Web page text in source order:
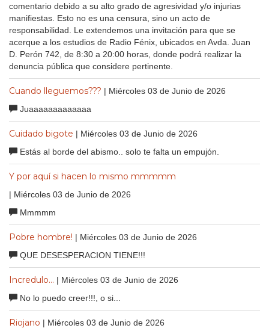
comentario debido a su alto grado de agresividad y/o injurias
manifiestas. Esto no es una censura, sino un acto de
responsabilidad. Le extendemos una invitación para que se
acerque a los estudios de Radio Fénix, ubicados en Avda. Juan
D. Perón 742, de 8:30 a 20:00 horas, donde podrá realizar la
denuncia pública que considere pertinente.
Cuando lleguemos??? | Miércoles 03 de Junio de 2026
Juaaaaaaaaaaaaa
Cuidado bigote | Miércoles 03 de Junio de 2026
Estás al borde del abismo.. solo te falta un empujón.
Y por aquí si hacen lo mismo mmmmm
| Miércoles 03 de Junio de 2026
Mmmmm
Pobre hombre! | Miércoles 03 de Junio de 2026
QUE DESESPERACION TIENE!!!
Incredulo... | Miércoles 03 de Junio de 2026
No lo puedo creer!!!, o si...
Riojano | Miércoles 03 de Junio de 2026